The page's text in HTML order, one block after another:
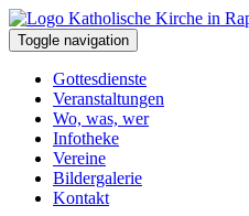
Toggle navigation
Gottesdienste
Veranstaltungen
Wo, was, wer
Infotheke
Vereine
Bildergalerie
Kontakt